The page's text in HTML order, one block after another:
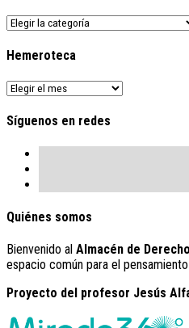
Buscador
contenido
Hemeroteca
Hemeroteca
Síguenos en redes
Quiénes somos
Bienvenido al Almacén de Derecho
espacio común para el
Proyecto del profesor Jesús